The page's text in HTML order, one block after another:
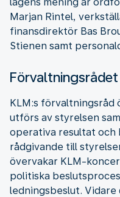
Marjan Rintel,
finansdirektör Bas
Stienen samt
Förvaltningsrådet
KLM:s förvaltningsråd
utförs av styrelsen
operativa resultat och
rådgivande till
övervakar KLM-
politiska
ledningsbeslut.